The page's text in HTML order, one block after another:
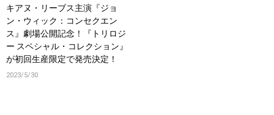
キアヌ・リーブス主演『ジョ
ン・ウィック：コンセクエン
ス』劇場公開記念！『トリロジ
ー スペシャル・コレクション』
が初回生産限定で発売決定！
2023/5/30